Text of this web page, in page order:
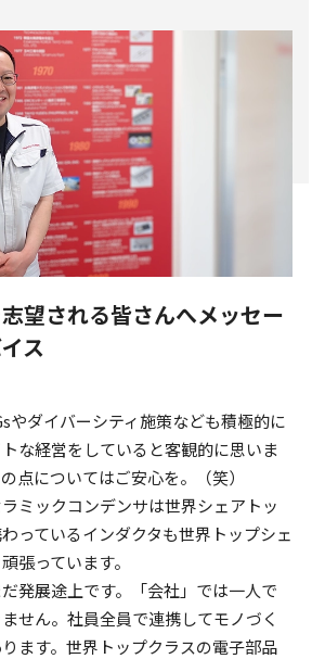
望される皆さんへメッセー
ス
やダイバーシティ施策なども積極的に
な経営をしていると客観的に思いま
点についてはご安心を。（笑）
ミックコンデンサは世界シェアトッ
っているインダクタも世界トップシェ
張っています。
発展途上です。「会社」では一人で
せん。社員全員で連携してモノづく
ます。世界トップクラスの電子部品